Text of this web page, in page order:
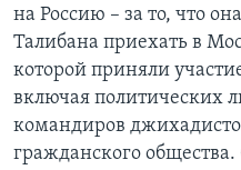
на Россию – за то, что
Талибана приехать в
которой приняли
включая политических
командиров
гражданского